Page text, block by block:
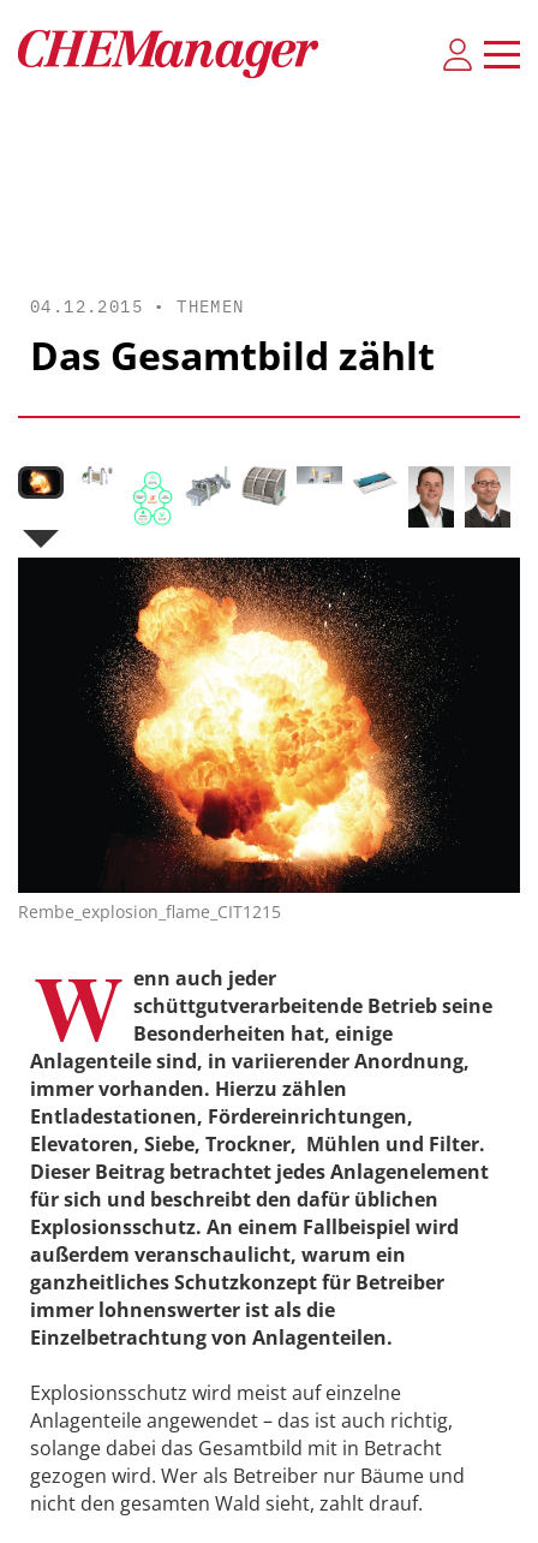
04.12.2015 •THEMEN
Das Gesamtbild zählt
Rembe_explosion_flame_CIT1215
W enn auch jeder
schüttgutverarbeitende Betrieb seine
Besonderheiten hat, einige
Anlagenteile sind, in variierender Anordnung,
immer vorhanden. Hierzu zählen
Entladestationen, Fördereinrichtungen,
Elevatoren, Siebe, Trockner, Mühlen und Filter.
Dieser Beitrag betrachtet jedes Anlagenelement
für sich und beschreibt den dafür üblichen
Explosionsschutz. An einem Fallbeispiel wird
außerdem veranschaulicht, warum ein
ganzheitliches Schutzkonzept für Betreiber
immer lohnenswerter ist als die
Einzelbetrachtung von Anlagenteilen.
Explosionsschutz wird meist auf einzelne
Anlagenteile angewendet – das ist auch richtig,
solange dabei das Gesamtbild mit in Betracht
gezogen wird. Wer als Betreiber nur Bäume und
nicht den gesamten Wald sieht, zahlt drauf.